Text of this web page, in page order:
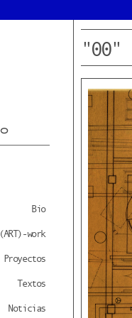
Bio
(ART)-work
Proyectos
Textos
Noticias
"00"